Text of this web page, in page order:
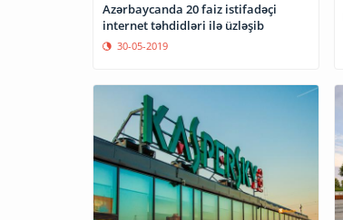
Azərbaycanda 20 faiz istifadəçi
internet təhdidləri ilə üzləşib
30-05-2019